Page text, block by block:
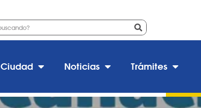
Ciudad Noticias Trámites